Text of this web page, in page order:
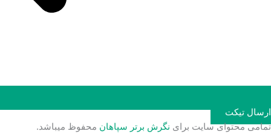
ارسال تیکت
تمامی محتوای سایت برای نگرش برتر سپاهان محفوظ میباشد.